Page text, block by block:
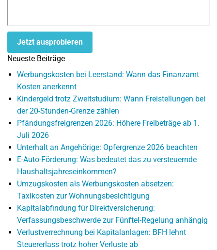
Jetzt ausprobieren
Neueste Beiträge
Werbungskosten bei Leerstand: Wann das Finanzamt
Kosten anerkennt
Kindergeld trotz Zweitstudium: Wann Freistellungen bei
der 20-Stunden-Grenze zählen
Pfändungsfreigrenzen 2026: Höhere Freibeträge ab 1.
Juli 2026
Unterhalt an Angehörige: Opfergrenze 2026 beachten
E-Auto-Förderung: Was bedeutet das zu versteuernde
Haushaltsjahreseinkommen?
Umzugskosten als Werbungskosten absetzen:
Taxikosten zur Wohnungsbesichtigung
Kapitalabfindung für Direktversicherung:
Verfassungsbeschwerde zur Fünftel-Regelung anhängig
Verlustverrechnung bei Kapitalanlagen: BFH lehnt
Steuererlass trotz hoher Verluste ab